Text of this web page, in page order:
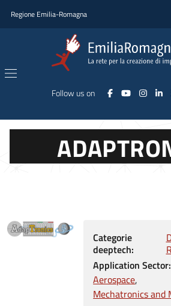
Regione Emilia-Romagna
Follow us on
Categorie
deeptech
Application Sector:
Aerospace
Mechatronics and